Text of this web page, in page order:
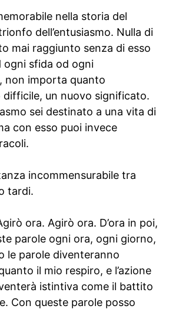
nella storia del
dell’entusiasmo. Nulla di
mai raggiunto senza di esso
ogni sfida od ogni
non importa quanto
un nuovo significato.
sei destinato a una vita di
con esso puoi invece
incommensurabile tra
tardi.
ora. Agirò ora. D’ora in poi,
parole ogni ora, ogni giorno,
le parole diventeranno
il mio respiro, e l’azione
istintiva come il battito
Con queste parole posso